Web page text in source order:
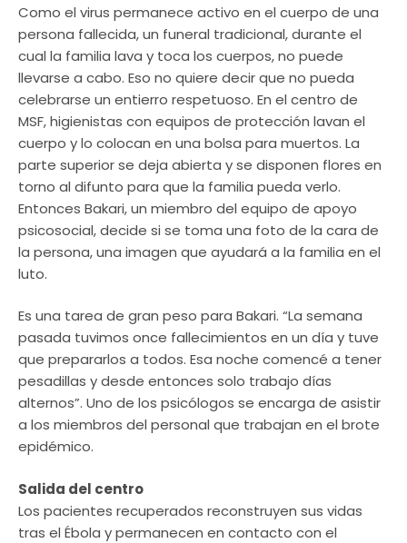
Como el virus permanece activo en el cuerpo de una
persona fallecida, un funeral tradicional, durante el
cual la familia lava y toca los cuerpos, no puede
llevarse a cabo. Eso no quiere decir que no pueda
celebrarse un entierro respetuoso. En el centro de
MSF, higienistas con equipos de protección lavan el
cuerpo y lo colocan en una bolsa para muertos. La
parte superior se deja abierta y se disponen flores en
torno al difunto para que la familia pueda verlo.
Entonces Bakari, un miembro del equipo de apoyo
psicosocial, decide si se toma una foto de la cara de
la persona, una imagen que ayudará a la familia en el
luto.
Es una tarea de gran peso para Bakari. “La semana
pasada tuvimos once fallecimientos en un día y tuve
que prepararlos a todos. Esa noche comencé a tener
pesadillas y desde entonces solo trabajo días
alternos”. Uno de los psicólogos se encarga de asistir
a los miembros del personal que trabajan en el brote
epidémico.
Salida del centro
Los pacientes recuperados reconstruyen sus vidas
tras el Ébola y permanecen en contacto con el